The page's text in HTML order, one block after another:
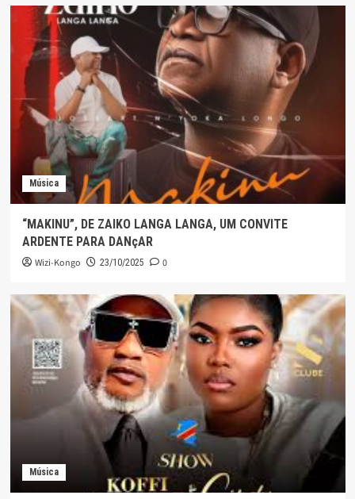
Música
“MAKINU”, DE ZAIKO LANGA LANGA, UM CONVITE
ARDENTE PARA DANçAR
Wizi-Kongo 23/10/2025 0
Música